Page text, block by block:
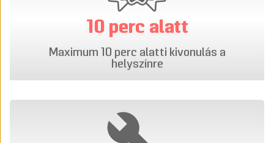
10 perc alatt
Maximum 10 perc alatti kivonulás a
helyszínre